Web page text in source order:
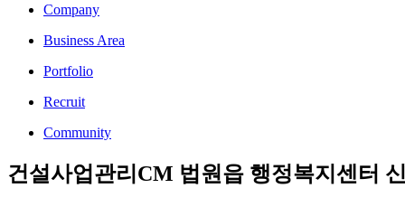
Company
Business Area
Portfolio
Recruit
Community
건설사업관리CM 법원읍 행정복지센터